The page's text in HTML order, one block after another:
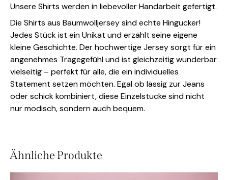
Unsere Shirts werden in liebevoller Handarbeit gefertigt.
Die Shirts aus Baumwolljersey sind echte Hingucker!
Jedes Stück ist ein Unikat und erzählt seine eigene
kleine Geschichte. Der hochwertige Jersey sorgt für ein
angenehmes Tragegefühl und ist gleichzeitig wunderbar
vielseitig – perfekt für alle, die ein individuelles
Statement setzen möchten. Egal ob lässig zur Jeans
oder schick kombiniert, diese Einzelstücke sind nicht
nur modisch, sondern auch bequem.
Ähnliche Produkte